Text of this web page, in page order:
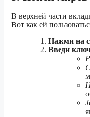
В верхней части
Вот как ей
Нажми на
Введи